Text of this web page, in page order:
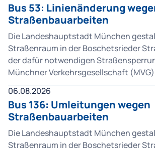
Bus 53: Linienänderung
Straßenbauarbeiten
Die Landeshauptstadt München
Straßenraum in der Boschetsrieder
der dafür notwendigen
Münchner Verkehrsgesellschaft
und N41 umleiten. Die
Montag, 10. August, bis voraussichtlich
Oktober.
06.08.2026
Bus 136: Umleitungen wegen
Straßenbauarbeiten
Die Landeshauptstadt München
Straßenraum in der Boschetsrieder